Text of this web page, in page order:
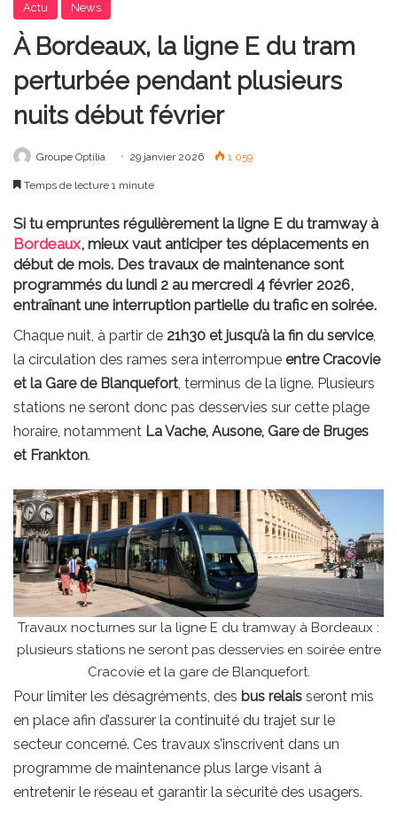
Actu News
À Bordeaux, la ligne E du tram
perturbée pendant plusieurs
nuits début février
Groupe Optilia 29 janvier 2026 1 059
Temps de lecture 1 minute
Si tu empruntes régulièrement la ligne E du tramway à
Bordeaux, mieux vaut anticiper tes déplacements en
début de mois. Des travaux de maintenance sont
programmés du lundi 2 au mercredi 4 février 2026,
entraînant une interruption partielle du trafic en soirée.
Chaque nuit, à partir de 21h30 et jusqu’à la fin du service,
la circulation des rames sera interrompue entre Cracovie
et la Gare de Blanquefort, terminus de la ligne. Plusieurs
stations ne seront donc pas desservies sur cette plage
horaire, notamment La Vache, Ausone, Gare de Bruges
et Frankton.
Travaux nocturnes sur la ligne E du tramway à Bordeaux :
plusieurs stations ne seront pas desservies en soirée entre
Cracovie et la gare de Blanquefort.
Pour limiter les désagréments, des bus relais seront mis
en place afin d’assurer la continuité du trajet sur le
secteur concerné. Ces travaux s’inscrivent dans un
programme de maintenance plus large visant à
entretenir le réseau et garantir la sécurité des usagers.